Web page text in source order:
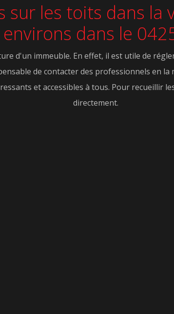
les toits dans la
environs dans le
d'un immeuble. En effet, il est utile de
de contacter des professionnels en
et accessibles à tous. Pour recueillir
directement.